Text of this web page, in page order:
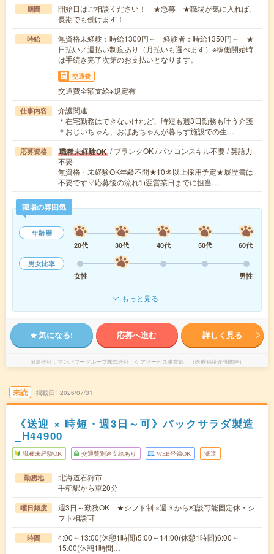
期間
開始日はご相談ください！ ★急募 ★職場が気に入れば、
長期でも働けます！
時給
無資格未経験：時給1300円～ 経験者：時給1350円～ ★
日払い／週払い制度あり（月払いも選べます）※稼働開始時
は手続き完了次第のお支払いとなります。
交通費
交通費全額支給※規定有
仕事内容
介護関連
＊在宅勤務はできないけれど、時短も週3日勤務も叶う介護
＊おじいちゃん、おばあちゃんが暮らす施設での生…
応募資格 職種未経験OK / ブランクOK / パソコンスキル不要 / 英語力
不要
無資格・未経験OK年齢不問★10名以上採用予定★履歴書は
不要です▽応募後の流れ1)翌営業日までに担当…
職場の雰囲気
年齢層
20代
30代 40代 50代
60代
男女比率
女性
男性
もっと見る
気になる! 応募へ進む 詳しく見る
派遣会社 マンパワーグループ株式会社 ケアサービス事業部 （医療福祉介護関連）
未読 掲載日 2026/07/31
《送迎 × 時短・週3日～可》パックサラダ製造
_H44900
職種未経験OK 交通費別途支給あり WEB登録OK 派遣
勤務地
北海道石狩市
手稲駅から車20分
曜日頻度
週3日～勤務OK ★シフト制 ※週３から相談可能固定休・シ
フト相談可
時間
4:00～13:00(休憩1時間)5:00～14:00(休憩1時間)6:00～
15:00(休憩1時間…